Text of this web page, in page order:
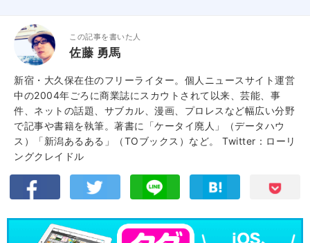
この記事を書いた人
佐藤 勇馬
新宿・大久保在住のフリーライター。個人ニュースサイト運営
中の2004年ごろに商業誌にスカウトされて以来、芸能、事
件、ネットの話題、サブカル、漫画、プロレスなど幅広い分野
で記事や書籍を執筆。著書に「ケータイ廃人」（データハウ
ス）「新潟あるある」（TOブックス）など。 Twitter：ローリ
ングクレイドル